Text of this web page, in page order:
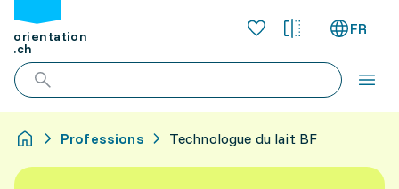
orientation
.ch
FR
Professions Technologue du lait BF